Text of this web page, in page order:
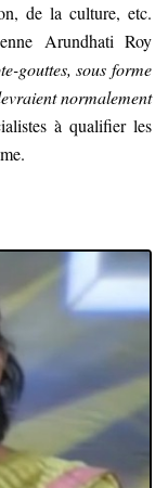
de la culture, etc.
Arundhati Roy
gouttes, sous forme
normalement
à qualifier les